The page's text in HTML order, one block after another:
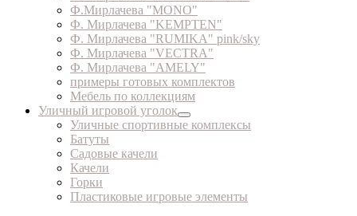
Ф.Мирлачева "MONO"
Ф. Мирлачева "KEMPTEN"
Ф. Мирлачева "RUMIKA" pink/sky
Ф. Мирлачева "VECTRA"
Ф. Мирлачева "AMELY"
примеры готовых комплектов
Мебель по коллекциям
Уличный игровой уголок
Уличные спортивные комплексы
Батуты
Садовые качели
Качели
Горки
Пластиковые игровые элементы